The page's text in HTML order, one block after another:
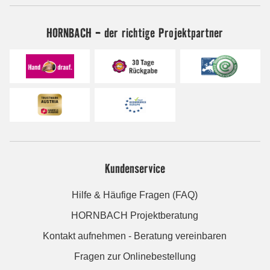
HORNBACH - der richtige Projektpartner
Kundenservice
Hilfe & Häufige Fragen (FAQ)
HORNBACH Projektberatung
Kontakt aufnehmen - Beratung vereinbaren
Fragen zur Onlinebestellung